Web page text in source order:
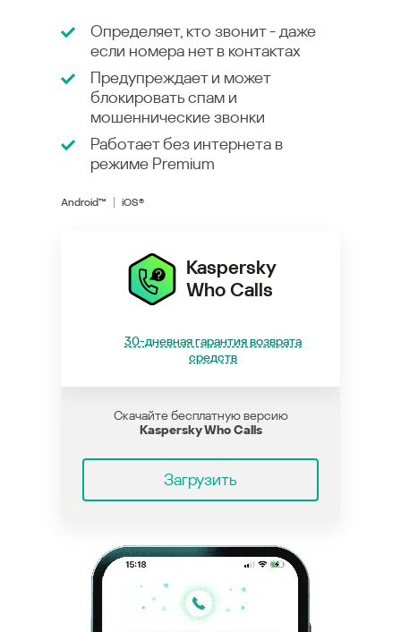
Определяет, кто звонит - даже
если номера нет в контактах
Предупреждает и может
блокировать спам и
мошеннические звонки
Работает без интернета в
режиме Premium
Android™ iOS®
Kaspersky
Who Calls
30-дневная гарантия возврата
средств
Скачайте бесплатную версию
Kaspersky Who Calls
Загрузить